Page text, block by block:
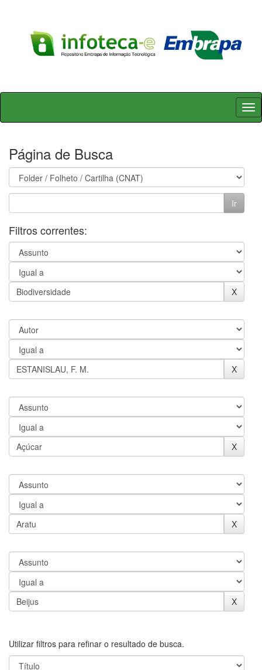
Skip
Página de Busca
Filtros correntes:
Utilizar filtros para refinar o resultado de busca.